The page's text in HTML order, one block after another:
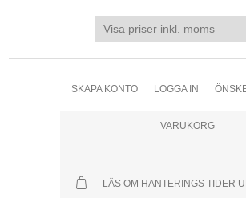
SKAPA KONTO LOGGA IN
VARUKORG
LÄS OM HANTERINGS TIDER